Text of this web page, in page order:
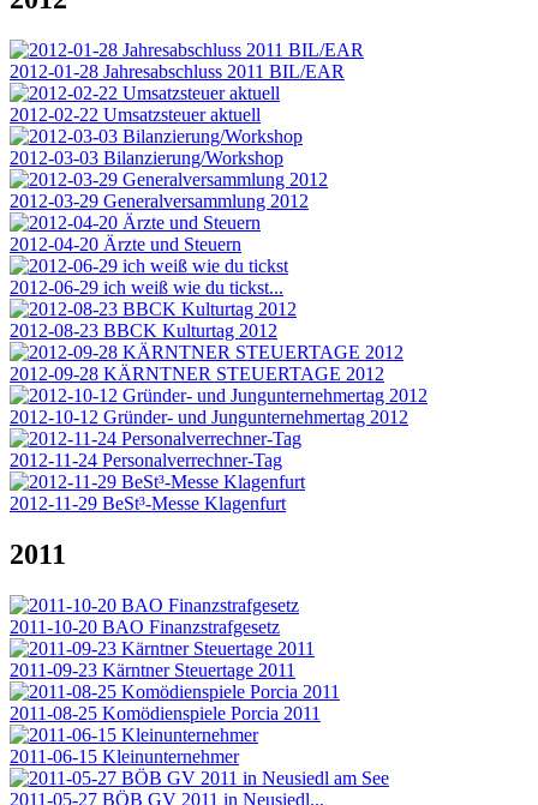
2012-01-28 Jahresabschluss 2011 BIL/EAR
2012-02-22 Umsatzsteuer aktuell
2012-03-03 Bilanzierung/Workshop
2012-03-29 Generalversammlung 2012
2012-04-20 Ärzte und Steuern
2012-06-29 ich weiß wie du tickst...
2012-08-23 BBCK Kulturtag 2012
2012-09-28 KÄRNTNER STEUERTAGE 2012
2012-10-12 Gründer- und Jungunternehmertag 2012
2012-11-24 Personalverrechner-Tag
2012-11-29 BeSt³-Messe Klagenfurt
2011
2011-10-20 BAO Finanzstrafgesetz
2011-09-23 Kärntner Steuertage 2011
2011-08-25 Komödienspiele Porcia 2011
2011-06-15 Kleinunternehmer
2011-05-27 BÖB GV 2011 in Neusiedl...